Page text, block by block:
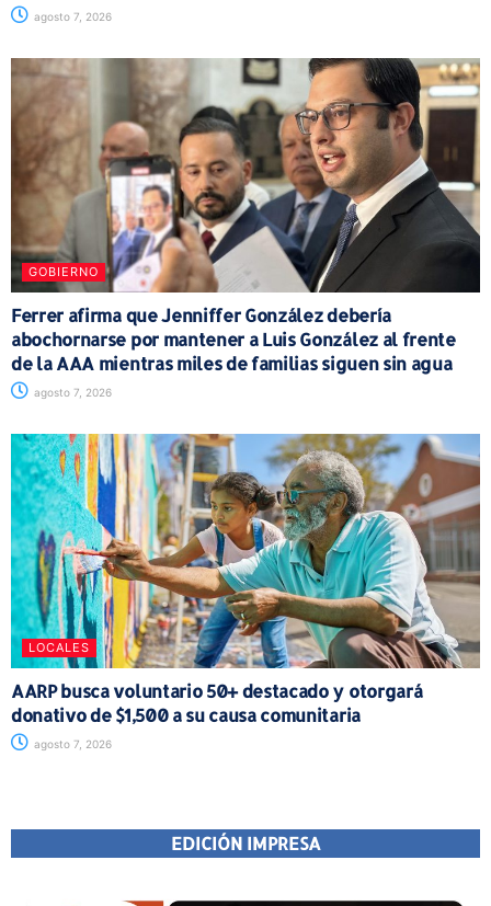
agosto 7, 2026
GOBIERNO
Ferrer afirma que Jenniffer González debería
abochornarse por mantener a Luis González al frente
de la AAA mientras miles de familias siguen sin agua
agosto 7, 2026
LOCALES
AARP busca voluntario 50+ destacado y otorgará
donativo de $1,500 a su causa comunitaria
agosto 7, 2026
EDICIÓN IMPRESA